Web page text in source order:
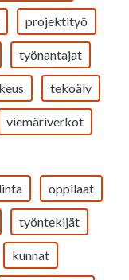
projektityö
työnantajat
tekoäly
viemäriverkot
oppilaat
työntekijät
kunnat